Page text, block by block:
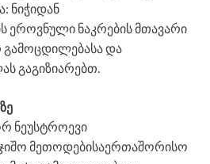
ნიჭიდან
ეროვნული ნაკრების მთავარი
და
გაგიზიარებთ.
ნეუსტროევი
მეთოდებისაერთაშორისო